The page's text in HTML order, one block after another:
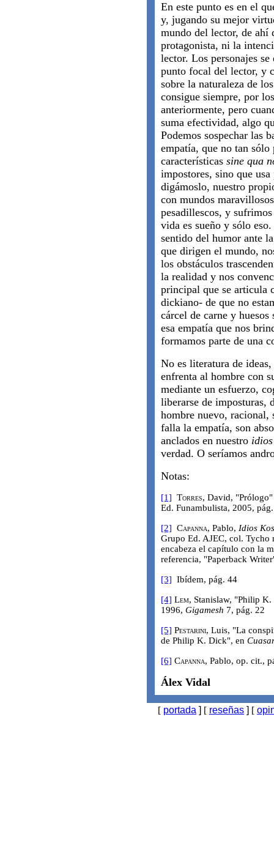
En este punto es en el
y, jugando su mejor
mundo del lector, de ahí
protagonista, ni la
lector. Los personajes
punto focal del lector, y
sobre la naturaleza de
consigue siempre, por
anteriormente, pero
suma efectividad, algo
Podemos sospechar las
empatía, que no tan sólo
características sine qua
impostores, sino que
digámoslo, nuestro
con mundos
pesadillescos, y
vida es sueño y sólo
sentido del humor ante
que dirigen el mundo,
los obstáculos
la realidad y nos
principal que se articula
dickiano- de que no
cárcel de carne y
esa empatía que nos
formamos parte de una
No es literatura de
enfrenta al hombre con
mediante un esfuerzo,
liberarse de imposturas,
hombre nuevo,
falla la empatía, son
anclados en nuestro
verdad. O seríamos
Notas:
[1] Torres, David,
Ed. Funambulista, 2005,
[2] Capanna, Pablo, Idios
Grupo Ed. AJEC, col. Tycho
encabeza el capítulo con la
referencia, "Paperback
[3] Ibídem, pág. 44
[4] Lem, Stanislaw, "Philip
1996, Gigamesh 7, pág. 22
[5] Pestarini, Luis, "La
de Philip K. Dick", en
[6] Capanna, Pablo, op. cit.,
Álex Vidal
[ portada ] [ reseñas ] [